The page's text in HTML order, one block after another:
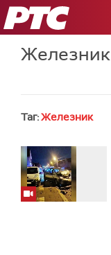
РТС
Железник
Таг:Железник